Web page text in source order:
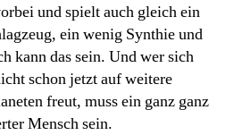
und spielt auch gleich ein
ein wenig Synthie und
kann das sein. Und wer sich
schon jetzt auf weitere
freut, muss ein ganz ganz
Mensch sein.